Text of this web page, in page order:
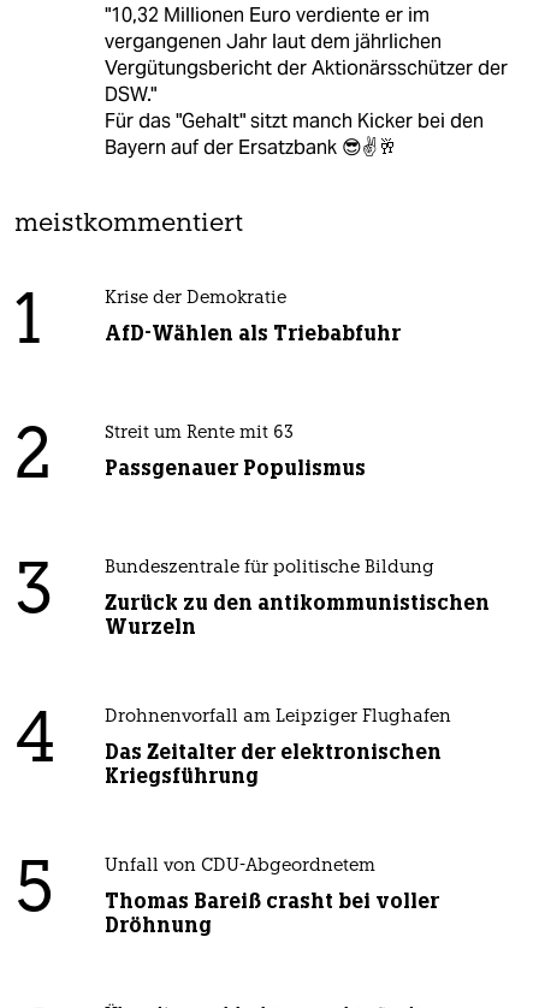
"10,32 Millionen Euro verdiente er im
vergangenen Jahr laut dem jährlichen
Vergütungsbericht der Aktionärsschützer der
DSW."
Für das "Gehalt" sitzt manch Kicker bei den
Bayern auf der Ersatzbank 😎✌️🥂
meistkommentiert
1 Krise der Demokratie
AfD-Wählen als Triebabfuhr
2 Streit um Rente mit 63
Passgenauer Populismus
3 Bundeszentrale für politische Bildung
Zurück zu den antikommunistischen
Wurzeln
4 Drohnenvorfall am Leipziger Flughafen
Das Zeitalter der elektronischen
Kriegsführung
5 Unfall von CDU-Abgeordnetem
Thomas Bareiß crasht bei voller
Dröhnung